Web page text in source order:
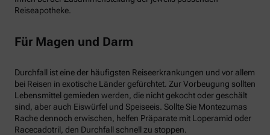
Reiseapotheke.
Für Magen und Darm
Durchfall ist eine der häufigsten Reiseerkrankungen und vor allem
bei Reisen in exotische Länder gefürchtet. Zur Vorbeugung sollten
Lebensmittel gemieden werden, die nicht gekocht oder geschält
sind, aber auch Eiswürfel und Speiseeis. Sollte Sie Montezumas
Rache dennoch erwischen, helfen Präparate mit Loperamid oder
Racecadotril, den Durchfall schnell zu stoppen.